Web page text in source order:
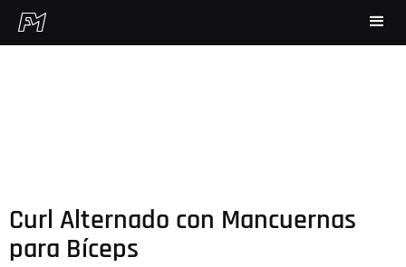
Curl Alternado con Mancuernas
para Bíceps